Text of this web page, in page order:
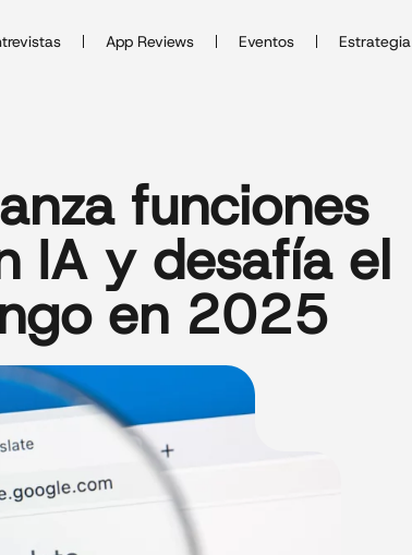
App Reviews Eventos Estrategia
funciones
IA y desafía el
en 2025